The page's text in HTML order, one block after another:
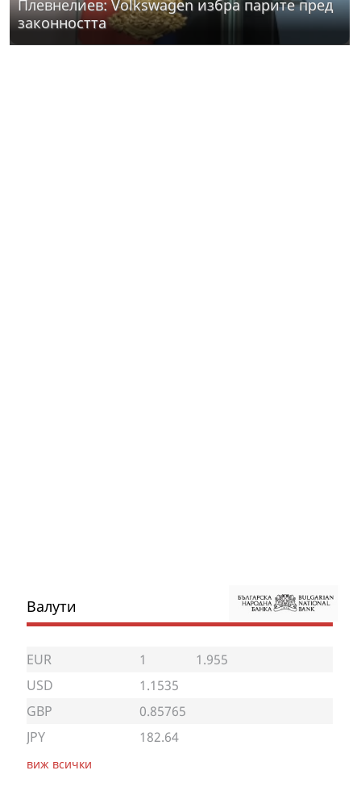
Плевнелиев: Volkswagen избра парите пред
законността
Валути
EUR 1
1.955
USD
1.1535
GBP
0.85765
JPY
182.64
виж всички